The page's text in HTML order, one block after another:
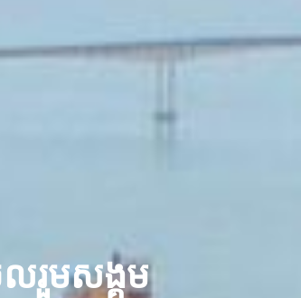
លរួមសង្គម